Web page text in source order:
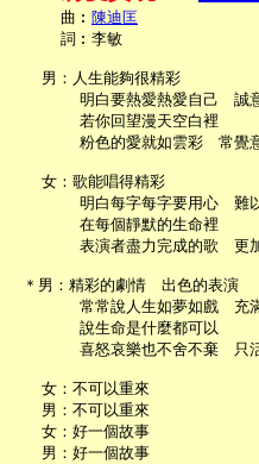
     曲︰
陳迪匡
     詞︰李敏
   男：人生能夠很精彩
明白要熱愛熱愛自己　誠
       若你回望漫天空白裡
粉色的愛就如雲彩　常覺
   女：歌能唱得精彩
明白每字每字要用心　難
       在每個靜默的生命裡
表演者盡力完成的歌　更
＊男：精彩的劇情　出色的表演
常常說人生如夢如戲　充
       說生命是什麼都可以
喜怒哀樂也不舍不棄　只
   女：不可以重來
   男：不可以重來
   女：好一個故事
   男：好一個故事